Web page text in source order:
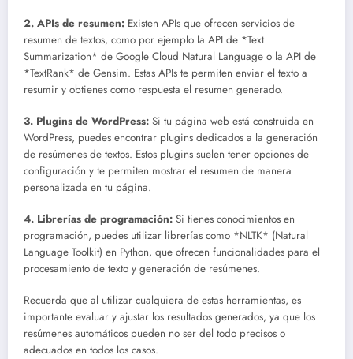
2. APIs de resumen: Existen APIs que ofrecen servicios de
resumen de textos, como por ejemplo la API de *Text
Summarization* de Google Cloud Natural Language o la API de
*TextRank* de Gensim. Estas APIs te permiten enviar el texto a
resumir y obtienes como respuesta el resumen generado.
3. Plugins de WordPress: Si tu página web está construida en
WordPress, puedes encontrar plugins dedicados a la generación
de resúmenes de textos. Estos plugins suelen tener opciones de
configuración y te permiten mostrar el resumen de manera
personalizada en tu página.
4. Librerías de programación: Si tienes conocimientos en
programación, puedes utilizar librerías como *NLTK* (Natural
Language Toolkit) en Python, que ofrecen funcionalidades para el
procesamiento de texto y generación de resúmenes.
Recuerda que al utilizar cualquiera de estas herramientas, es
importante evaluar y ajustar los resultados generados, ya que los
resúmenes automáticos pueden no ser del todo precisos o
adecuados en todos los casos.